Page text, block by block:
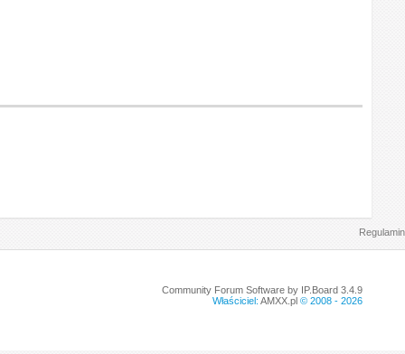
Regulamin
Community Forum Software by IP.Board 3.4.9
Właściciel: AMXX.pl© 2008 - 2026